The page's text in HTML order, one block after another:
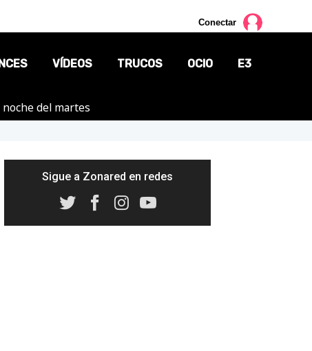
Conectar
VÍDEOS TRUCOS OCIO E3
del martes
Sigue a Zonared en redes